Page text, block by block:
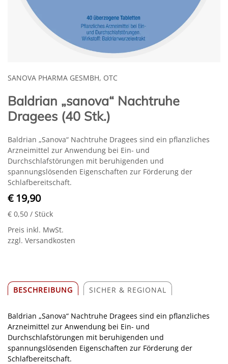
SANOVA PHARMA GESMBH, OTC
Baldrian „sanova“ Nachtruhe
Dragees (40 Stk.)
Baldrian „Sanova“ Nachtruhe Dragees sind ein pflanzliches
Arzneimittel zur Anwendung bei Ein- und
Durchschlafstörungen mit beruhigenden und
spannungslösenden Eigenschaften zur Förderung der
Schlafbereitschaft.
€ 19,90
€ 0,50 / Stück
Preis inkl. MwSt.
zzgl. Versandkosten
BESCHREIBUNG SICHER & REGIONAL
Baldrian „Sanova“ Nachtruhe Dragees sind ein pflanzliches
Arzneimittel zur Anwendung bei Ein- und
Durchschlafstörungen mit beruhigenden und
spannungslösenden Eigenschaften zur Förderung der
Schlafbereitschaft.